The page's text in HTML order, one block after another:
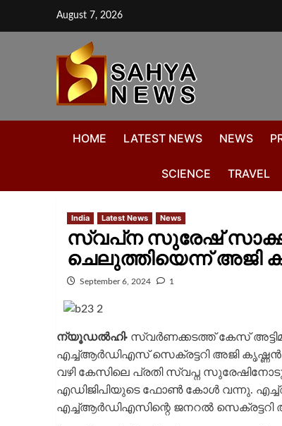
August 7, 2026
HOME LATEST NEWS NEWS
SCIENCE TRAVEL
India Latest News News
സ്വപ്‌ന സുരേഷ്
ചെലുത്തിയെന്ന് അജി
September 6, 2024 1
ന്യൂഡൽഹി∙സ്വര്‍ണക്കടത്ത് കേസ്
എച്ച്ആര്‍ഡിഎസ് സെക്രട്ടറി അജി കൃഷ്ണന്‍.
വഴി കേസിലെ പ്രതി സ്വപ്ന
എഡിജിപിയുടെ ഫോൺ കോള്‍ വന്നു.
എച്ച്ആർഡിഎസിന്റെ ജനറൽ സെക്രട്ടറി